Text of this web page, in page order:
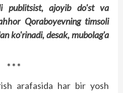
pub­litsist, ajoyib do'st va
Qoraboyevning timsoli
ko'rinadi, desak, mubolag'a
* * *
arafasida har bir yosh